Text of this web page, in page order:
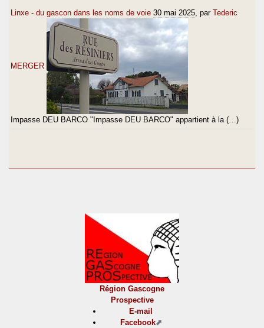
Linxe - du gascon dans les noms de voie 30 mai 2025 , par Tederic
MERGER
Impasse DEU BARCO "Impasse DEU BARCO" appartient à la (…)
Région Gascogne
Prospective
E-mail
Facebook